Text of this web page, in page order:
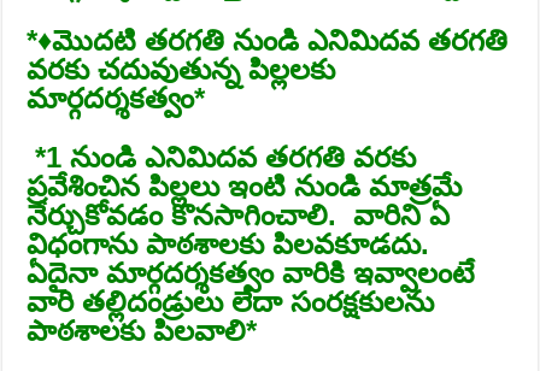
*♦మొదటి తరగతి నుండి ఎనిమిదవ తరగతి
వరకు చదువుతున్న పిల్లలకు
మార్గదర్శకత్వం*
*️1 నుండి ఎనిమిదవ తరగతి వరకు
ప్రవేశించిన పిల్లలు ఇంటి నుండి మాత్రమే
నేర్చుకోవడం కొనసాగించాలి. వారిని ఏ
విధంగాను పాఠశాలకు పిలవకూడదు.
ఏదైనా మార్గదర్శకత్వం వారికి ఇవ్వాలంటే
వారి తల్లిదండ్రులు లేదా సంరక్షకులను
పాఠశాలకు పిలవాలి*